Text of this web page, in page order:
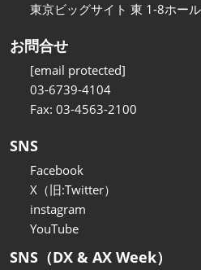
東京ビッグサイト 東 1-8ホール
お問合せ
[email protected]
03-6739-4104
Fax: 03-4563-2100
SNS
Facebook
X（旧:Twitter）
instagram
YouTube
SNS（DX & AX Week）